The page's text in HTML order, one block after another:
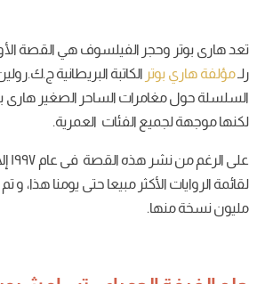
تعد هارى بوتر وحجر الفيلسوف هي القصة
رلـمؤلفة هاري بوتر الكاتبة البريطانية
السلسلة حول مغامرات الساحر الصغير هارى
لكنها موجهة لجميع الفئات العمرية.
على
مليون نسخة منها.